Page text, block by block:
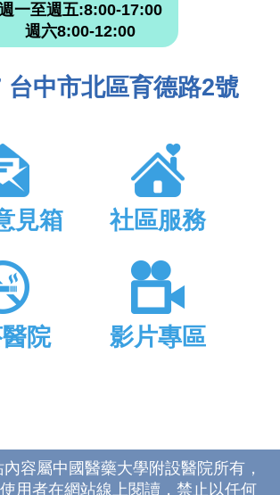
一至週五:8:00-17:00
週六8:00-12:00
台中市北區育德路2號
見箱 社區服務
院 影片專區
容屬中國醫藥大學附設醫院所有，
用者在網站線上閱讀，禁止以任何